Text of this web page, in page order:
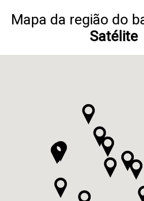
Mapa da região do
Satélite